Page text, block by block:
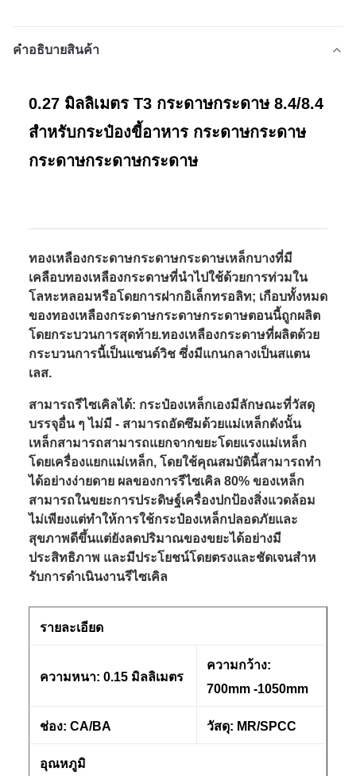
คําอธิบายสินค้า
0.27 มิลลิเมตร T3 กระดาษกระดาษ 8.4/8.4
สําหรับกระป๋องขี้อาหาร กระดาษกระดาษ
กระดาษกระดาษกระดาษ
ทองเหลืองกระดาษกระดาษกระดาษเหล็กบางที่มี
เคลือบทองเหลืองกระดาษที่นําไปใช้ด้วยการท่วมใน
โลหะหลอมหรือโดยการฝากอิเล็กทรอลิท; เกือบทั้งหมด
ของทองเหลืองกระดาษกระดาษกระดาษตอนนี้ถูกผลิต
โดยกระบวนการสุดท้าย.ทองเหลืองกระดาษที่ผลิตด้วย
กระบวนการนี้เป็นแซนด์วิช ซึ่งมีแกนกลางเป็นสแตน
เลส.
สามารถรีไซเคิลได้: กระป๋องเหล็กเองมีลักษณะที่วัสดุ
บรรจุอื่น ๆ ไม่มี - สามารถอัดซึมด้วยแม่เหล็กดังนั้น
เหล็กสามารถสามารถแยกจากขยะโดยแรงแม่เหล็ก
โดยเครื่องแยกแม่เหล็ก, โดยใช้คุณสมบัตินี้สามารถทํา
ได้อย่างง่ายดาย ผลของการรีไซเคิล 80% ของเหล็ก
สามารถในขยะการประดิษฐ์เครื่องปกป้องสิ่งแวดล้อม
ไม่เพียงแต่ทําให้การใช้กระป๋องเหล็กปลอดภัยและ
สุขภาพดีขึ้นแต่ยังลดปริมาณของขยะได้อย่างมี
ประสิทธิภาพ และมีประโยชน์โดยตรงและชัดเจนสําห
รับการดําเนินงานรีไซเคิล
รายละเอียด
ความหนา: 0.15 มิลลิเมตร
ความกว้าง:
700mm -1050mm
ช่อง: CA/BA วัสดุ: MR/SPCC
อุณหภูมิ